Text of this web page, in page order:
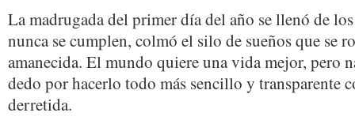
La madrugada del primer día del año se llenó de
nunca se cumplen, colmó el silo de sueños que se
amanecida. El mundo quiere una vida mejor, pero
dedo por hacerlo todo más sencillo y transparente
derretida.